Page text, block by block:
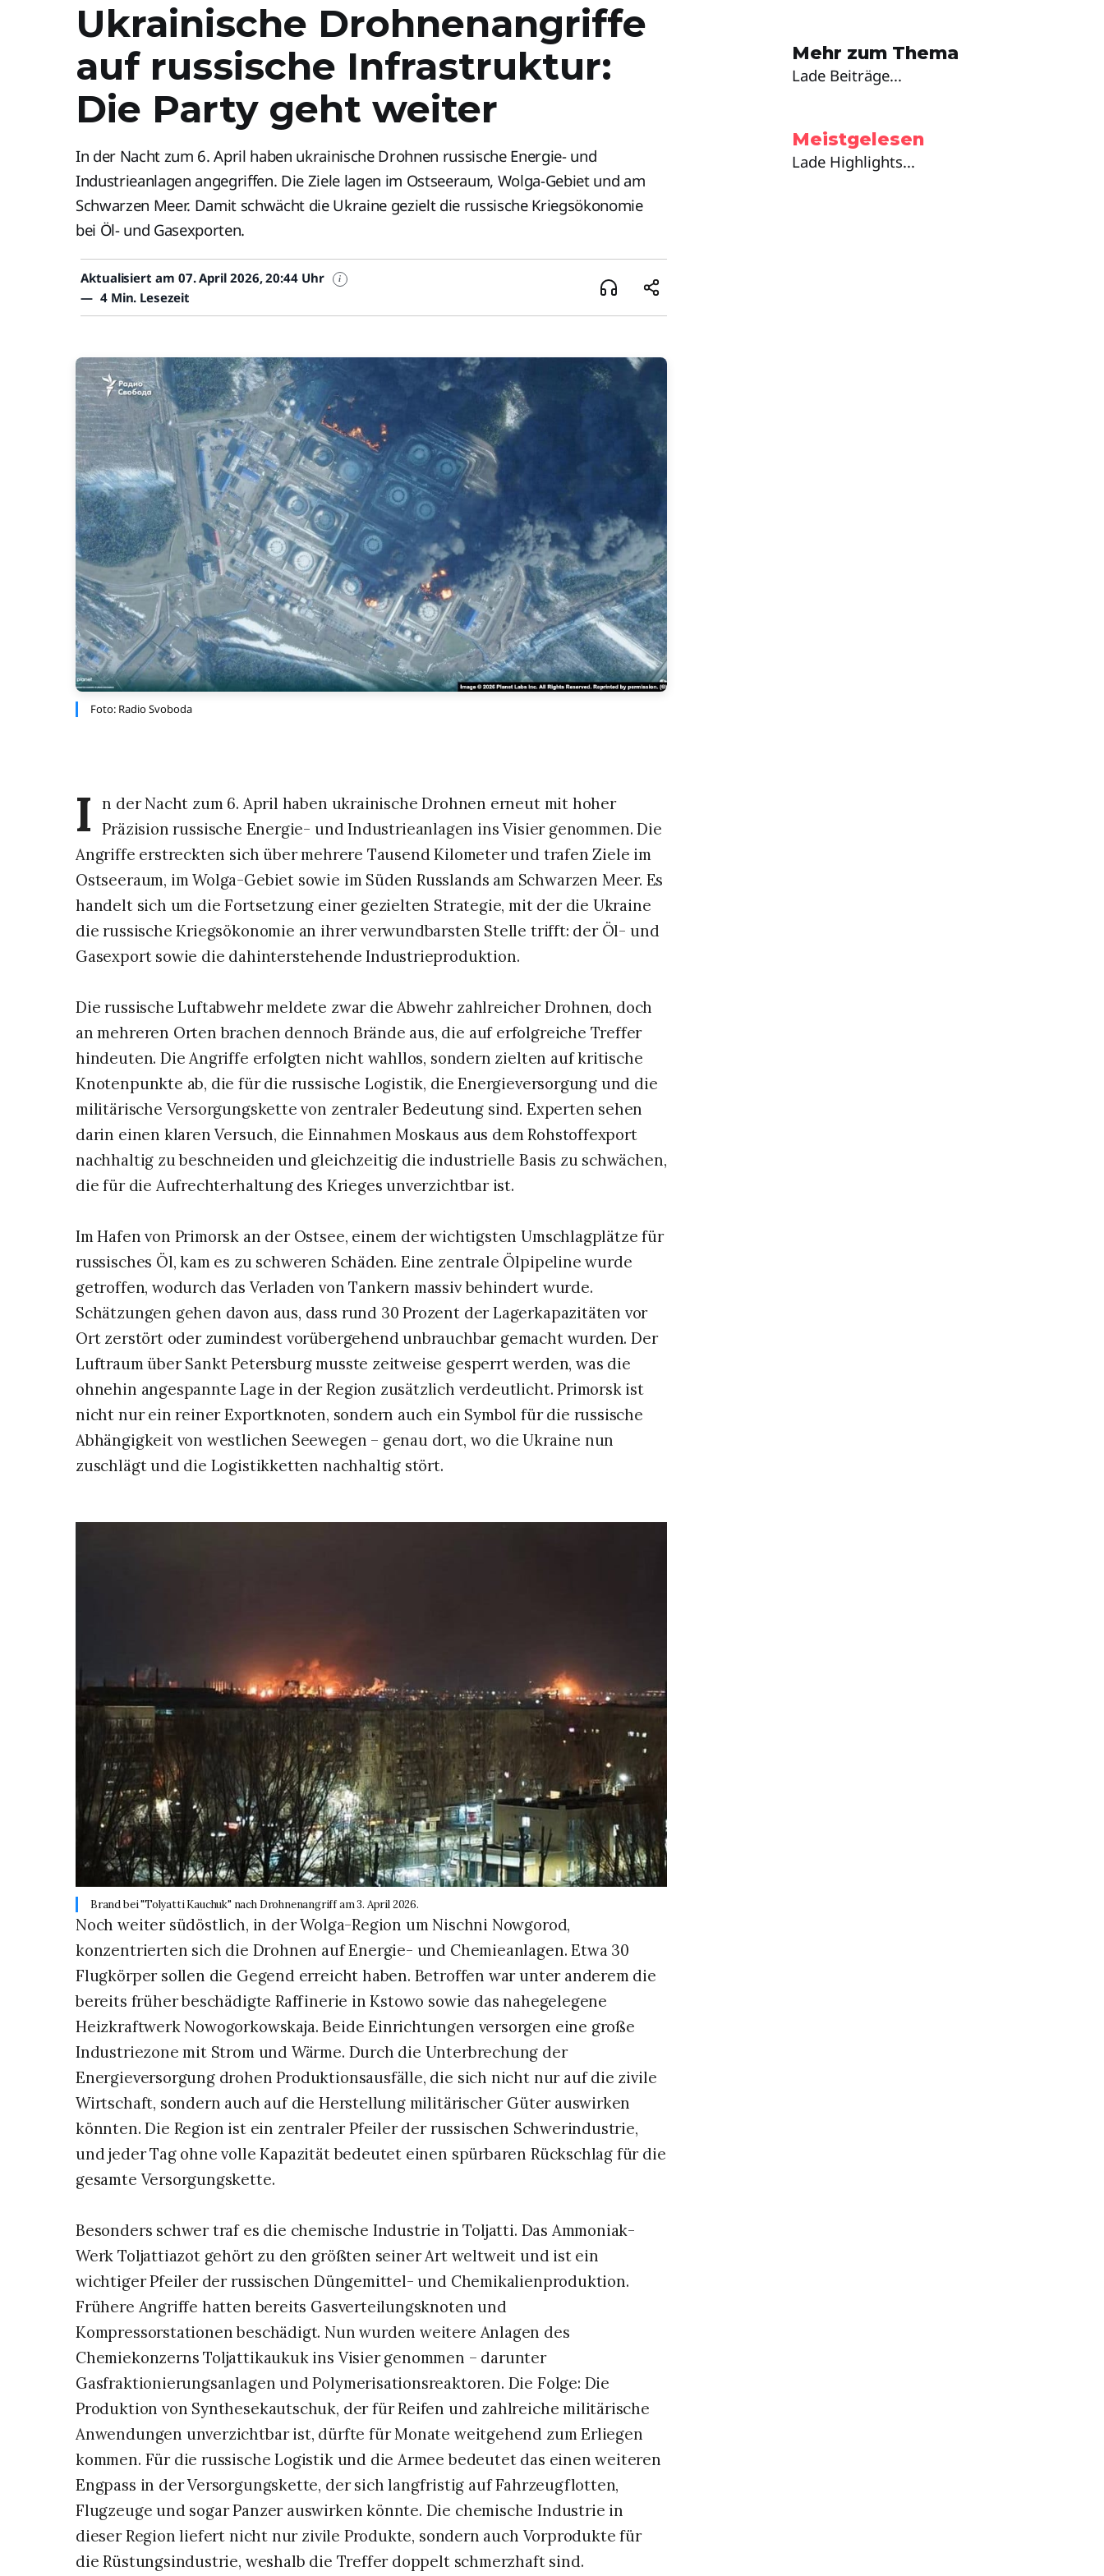
Mehr zum Thema
Lade Beiträge...
Meistgelesen
Lade Highlights...
Ukrainische Drohnenangriffe
auf russische Infrastruktur:
Die Party geht weiter
In der Nacht zum 6. April haben ukrainische Drohnen russische Energie- und
Industrieanlagen angegriffen. Die Ziele lagen im Ostseeraum, Wolga-Gebiet und am
Schwarzen Meer. Damit schwächt die Ukraine gezielt die russische Kriegsökonomie
bei Öl- und Gasexporten.
Aktualisiert am 07. April 2026, 20:44 Uhr i
— 4 Min. Lesezeit
Foto: Radio Svoboda
I n der Nacht zum 6. April haben ukrainische Drohnen erneut mit hoher
Präzision russische Energie- und Industrieanlagen ins Visier genommen. Die
Angriffe erstreckten sich über mehrere Tausend Kilometer und trafen Ziele im
Ostseeraum, im Wolga-Gebiet sowie im Süden Russlands am Schwarzen Meer. Es
handelt sich um die Fortsetzung einer gezielten Strategie, mit der die Ukraine
die russische Kriegsökonomie an ihrer verwundbarsten Stelle trifft: der Öl- und
Gasexport sowie die dahinterstehende Industrieproduktion.
Die russische Luftabwehr meldete zwar die Abwehr zahlreicher Drohnen, doch
an mehreren Orten brachen dennoch Brände aus, die auf erfolgreiche Treffer
hindeuten. Die Angriffe erfolgten nicht wahllos, sondern zielten auf kritische
Knotenpunkte ab, die für die russische Logistik, die Energieversorgung und die
militärische Versorgungskette von zentraler Bedeutung sind. Experten sehen
darin einen klaren Versuch, die Einnahmen Moskaus aus dem Rohstoffexport
nachhaltig zu beschneiden und gleichzeitig die industrielle Basis zu schwächen,
die für die Aufrechterhaltung des Krieges unverzichtbar ist.
Im Hafen von Primorsk an der Ostsee, einem der wichtigsten Umschlagplätze für
russisches Öl, kam es zu schweren Schäden. Eine zentrale Ölpipeline wurde
getroffen, wodurch das Verladen von Tankern massiv behindert wurde.
Schätzungen gehen davon aus, dass rund 30 Prozent der Lagerkapazitäten vor
Ort zerstört oder zumindest vorübergehend unbrauchbar gemacht wurden. Der
Luftraum über Sankt Petersburg musste zeitweise gesperrt werden, was die
ohnehin angespannte Lage in der Region zusätzlich verdeutlicht. Primorsk ist
nicht nur ein reiner Exportknoten, sondern auch ein Symbol für die russische
Abhängigkeit von westlichen Seewegen – genau dort, wo die Ukraine nun
zuschlägt und die Logistikketten nachhaltig stört.
Brand bei "Tolyatti Kauchuk" nach Drohnenangriff am 3. April 2026.
Noch weiter südöstlich, in der Wolga-Region um Nischni Nowgorod,
konzentrierten sich die Drohnen auf Energie- und Chemieanlagen. Etwa 30
Flugkörper sollen die Gegend erreicht haben. Betroffen war unter anderem die
bereits früher beschädigte Raffinerie in Kstowo sowie das nahegelegene
Heizkraftwerk Nowogorkowskaja. Beide Einrichtungen versorgen eine große
Industriezone mit Strom und Wärme. Durch die Unterbrechung der
Energieversorgung drohen Produktionsausfälle, die sich nicht nur auf die zivile
Wirtschaft, sondern auch auf die Herstellung militärischer Güter auswirken
könnten. Die Region ist ein zentraler Pfeiler der russischen Schwerindustrie,
und jeder Tag ohne volle Kapazität bedeutet einen spürbaren Rückschlag für die
gesamte Versorgungskette.
Besonders schwer traf es die chemische Industrie in Toljatti. Das Ammoniak-
Werk Toljattiazot gehört zu den größten seiner Art weltweit und ist ein
wichtiger Pfeiler der russischen Düngemittel- und Chemikalienproduktion.
Frühere Angriffe hatten bereits Gasverteilungsknoten und
Kompressorstationen beschädigt. Nun wurden weitere Anlagen des
Chemiekonzerns Toljattikaukuk ins Visier genommen – darunter
Gasfraktionierungsanlagen und Polymerisationsreaktoren. Die Folge: Die
Produktion von Synthesekautschuk, der für Reifen und zahlreiche militärische
Anwendungen unverzichtbar ist, dürfte für Monate weitgehend zum Erliegen
kommen. Für die russische Logistik und die Armee bedeutet das einen weiteren
Engpass in der Versorgungskette, der sich langfristig auf Fahrzeugflotten,
Flugzeuge und sogar Panzer auswirken könnte. Die chemische Industrie in
dieser Region liefert nicht nur zivile Produkte, sondern auch Vorprodukte für
die Rüstungsindustrie, weshalb die Treffer doppelt schmerzhaft sind.